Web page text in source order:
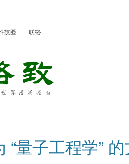
技圈 联络
“量子工程学”